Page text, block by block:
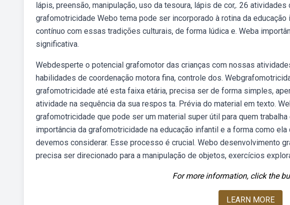
lápis, preensão, manipulação, uso da tesoura, lápis de cor,. 26
grafomotricidade Webo tema pode ser incorporado à rotina da
contínuo com essas tradições culturais, de forma lúdica e. Weba
significativa.
Webdesperte o potencial grafomotor das crianças com nossas
habilidades de coordenação motora fina, controle dos.
grafomotricidade até esta faixa etária, precisa ser de forma simples,
atividade na sequência da sua respos ta. Prévia do material em texto.
grafomotricidade que pode ser um material super útil para quem
importância da grafomotricidade na educação infantil e a forma como
devemos considerar. Esse processo é crucial. Webo desenvolvimento
precisa ser direcionado para a manipulação de objetos, exercícios
For more information, click the
LEARN MORE